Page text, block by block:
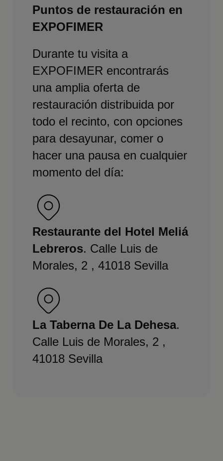
Puntos de restauración en
EXPOFIMER
Durante tu visita a
EXPOFIMER encontrarás
una amplia oferta de
restauración distribuida por
todo el recinto, con opciones
para desayunar, comer o
hacer una pausa en cualquier
momento del día:
Restaurante del Hotel Meliá
Lebreros. Calle Luis de
Morales, 2 , 41018 Sevilla
La Taberna De La Dehesa.
Calle Luis de Morales, 2 ,
41018 Sevilla